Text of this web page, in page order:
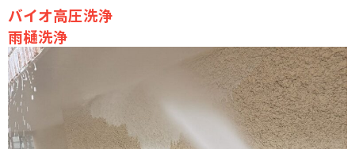
バイオ高圧洗浄
雨樋洗浄